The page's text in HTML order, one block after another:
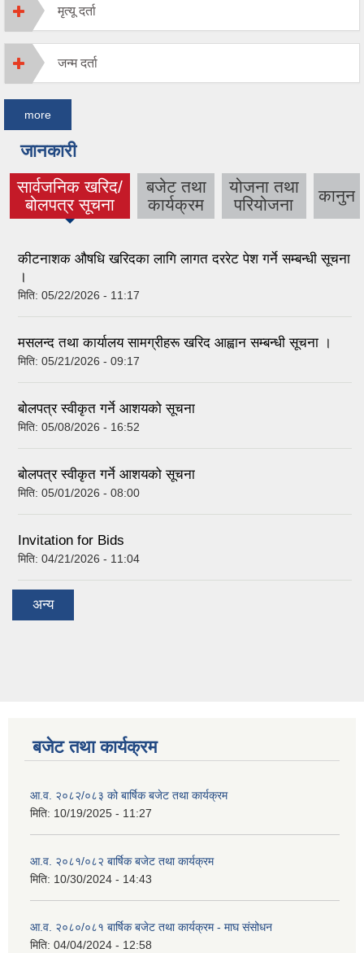
मृत्यू दर्ता
जन्म दर्ता
more
जानकारी
सार्वजनिक खरिद/
बोलपत्र सूचना
(active tab)
बजेट तथा
कार्यक्रम
योजना तथा
परियोजना
कानुन
कीटनाशक औषधि खरिदका लागि लागत दररेट पेश गर्ने सम्बन्धी सूचना
।
मिति: 05/22/2026 - 11:17
मसलन्द तथा कार्यालय सामग्रीहरू खरिद आह्वान सम्बन्धी सूचना ।
मिति: 05/21/2026 - 09:17
बोलपत्र स्वीकृत गर्ने आशयको सूचना
मिति: 05/08/2026 - 16:52
बोलपत्र स्वीकृत गर्ने आशयको सूचना
मिति: 05/01/2026 - 08:00
Invitation for Bids
मिति: 04/21/2026 - 11:04
अन्य
बजेट तथा कार्यक्रम
आ.व. २०८२/०८३ को बार्षिक बजेट तथा कार्यक्रम
मिति: 10/19/2025 - 11:27
आ.व. २०८१/०८२ बार्षिक बजेट तथा कार्यक्रम
मिति: 10/30/2024 - 14:43
आ.व. २०८०/०८१ बार्षिक बजेट तथा कार्यक्रम - माघ संसोधन
मिति: 04/04/2024 - 12:58